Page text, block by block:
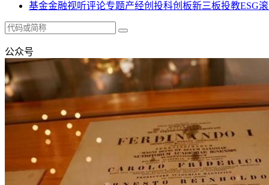
基金金融视听评论专题产经创投科创板新三板投教ESG
公众号